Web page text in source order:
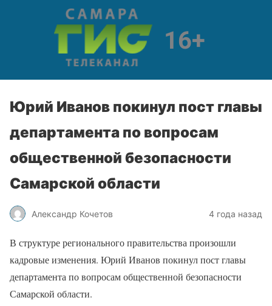
Юрий Иванов покинул пост главы
департамента по вопросам
общественной безопасности
Самарской области
Александр Кочетов 4 года назад
В структуре регионального правительства произошли
кадровые изменения. Юрий Иванов покинул пост главы
департамента по вопросам общественной безопасности
Самарской области.